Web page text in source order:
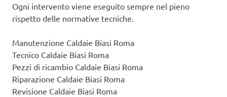
Ogni intervento viene eseguito sempre nel pieno
rispetto delle normative tecniche.
Manutenzione Caldaie Biasi Roma
Tecnico Caldaie Biasi Roma
Pezzi di ricambio Caldaie Biasi Roma
Riparazione Caldaie Biasi Roma
Revisione Caldaie Biasi Roma